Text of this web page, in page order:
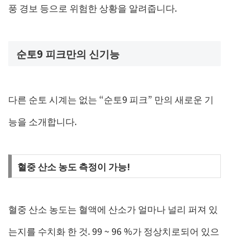
풍 경보 등으로 위험한 상황을 알려줍니다.
순토9 피크만의 신기능
다른 순토 시계는 없는 “순토9 피크” 만의 새로운 기
능을 소개합니다.
혈중 산소 농도 측정이 가능!
혈중 산소 농도는 혈액에 산소가 얼마나 널리 퍼져 있
는지를 수치화 한 것. 99 ~ 96 %가 정상치로되어 있으